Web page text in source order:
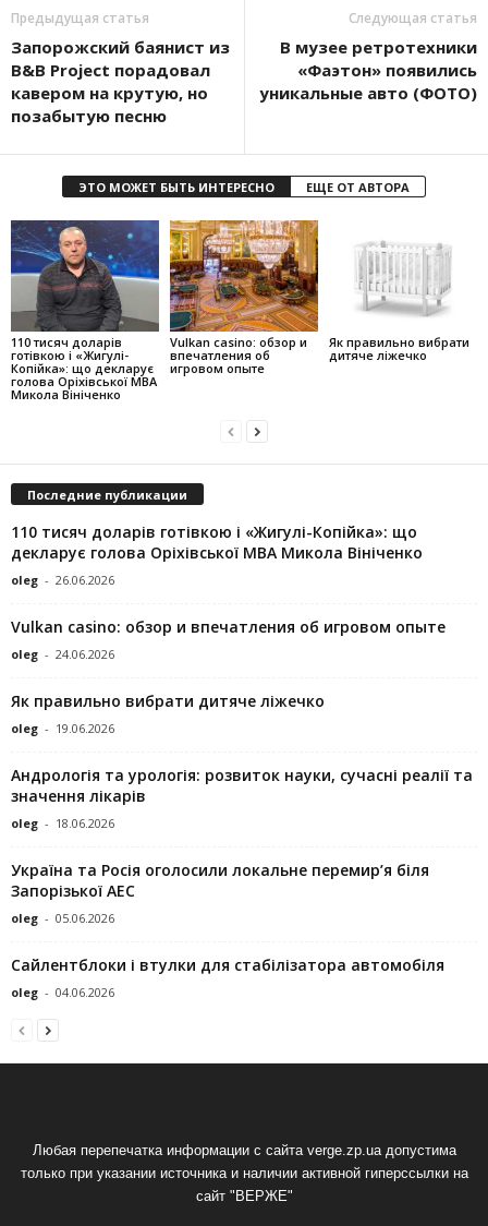
Предыдущая статья
Запорожский баянист из
B&B Project порадовал
кавером на крутую, но
позабытую песню
Следующая статья
В музее ретротехники
«Фаэтон» появились
уникальные авто (ФОТО)
ЭТО МОЖЕТ БЫТЬ ИНТЕРЕСНО ЕЩЕ ОТ АВТОРА
110 тисяч доларів
готівкою і «Жигулі-
Копійка»: що декларує
голова Оріхівської МВА
Микола Вініченко
Vulkan casino: обзор и
впечатления об
игровом опыте
Як правильно вибрати
дитяче ліжечко
Последние публикации
110 тисяч доларів готівкою і «Жигулі-Копійка»: що
декларує голова Оріхівської МВА Микола Вініченко
oleg - 26.06.2026
Vulkan casino: обзор и впечатления об игровом опыте
oleg - 24.06.2026
Як правильно вибрати дитяче ліжечко
oleg - 19.06.2026
Андрологія та урологія: розвиток науки, сучасні реалії та
значення лікарів
oleg - 18.06.2026
Україна та Росія оголосили локальне перемир’я біля
Запорізької АЕС
oleg - 05.06.2026
Сайлентблоки і втулки для стабілізатора автомобіля
oleg - 04.06.2026
Любая перепечатка информации с сайта verge.zp.ua допустима
только при указании источника и наличии активной гиперссылки на
сайт "ВЕРЖЕ"